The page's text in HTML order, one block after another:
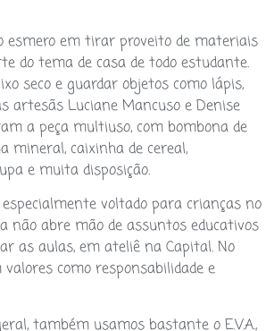
esmero em tirar proveito de materiais
do tema de casa de todo estudante.
seco e guardar objetos como lápis,
artesãs Luciane Mancuso e Denise
a peça multiuso, com bombona de
mineral, caixinha de cereal,
e muita disposição.
voltado para crianças no
não abre mão de assuntos educativos
as aulas, em ateliê na Capital. No
valores como responsabilidade e
também usamos bastante o E.V.A.,